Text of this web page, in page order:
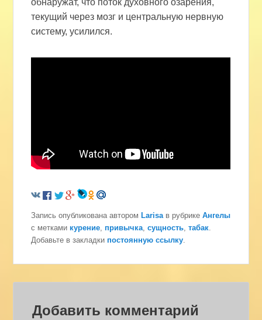
текущий через мозг и центральную нервную
систему, усилился.
Запись опубликована автором Larisa в рубрикеАнгелы
с метками курение привычка ,сущность ,табак
Добавьте в закладки постоянную ссылку
Добавить комментарий